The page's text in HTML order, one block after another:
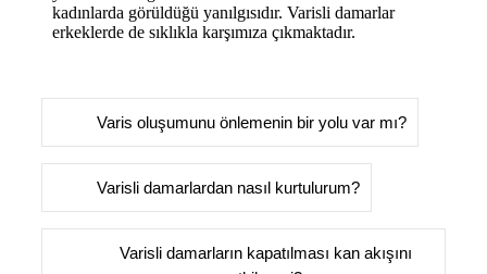
kadınlarda görüldüğü yanılgısıdır. Varisli damarlar
erkeklerde de sıklıkla karşımıza çıkmaktadır.
Varis oluşumunu önlemenin bir yolu var mı?
Varisli damarlardan nasıl kurtulurum?
Varisli damarların kapatılması kan akışını